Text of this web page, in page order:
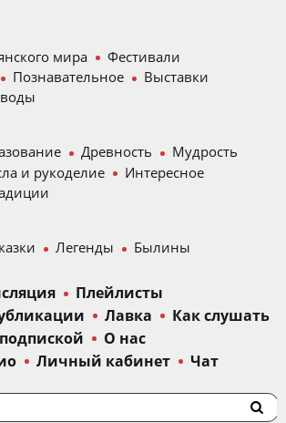
мира
Фестивали
Познавательное
Выставки
Древность
Мудрость
и рукоделие
Интересное
Легенды Былины
Плейлисты
Лавка
Как слушать
О нас
Личный кабинет Чат